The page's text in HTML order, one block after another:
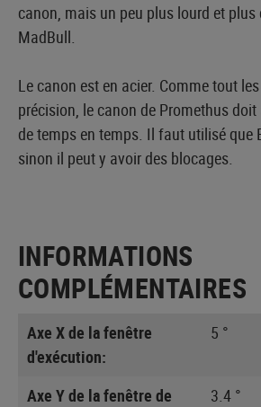
canon, mais un peu plus lourd et plus
MadBull.
Le canon est en acier. Comme tout
précision, le canon de Promethus
de temps en temps. Il faut utilisé que
sinon il peut y avoir des blocages.
INFORMATIONS
COMPLÉMENTAIRES
Axe X de la fenêtre
d'exécution:
5 °
Axe Y de la fenêtre de
3.4 °